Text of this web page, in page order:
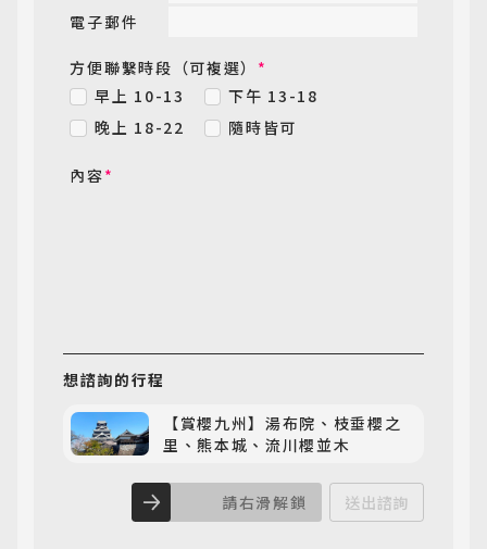
電子郵件
方便聯繫時段（可複選） *
早上 10-13
下午 13-18
晚上 18-22
隨時皆可
內容*
想諮詢的行程
【賞櫻九州】湯布院、枝垂櫻之
里、熊本城、流川櫻並木
請右滑解鎖 送出諮詢